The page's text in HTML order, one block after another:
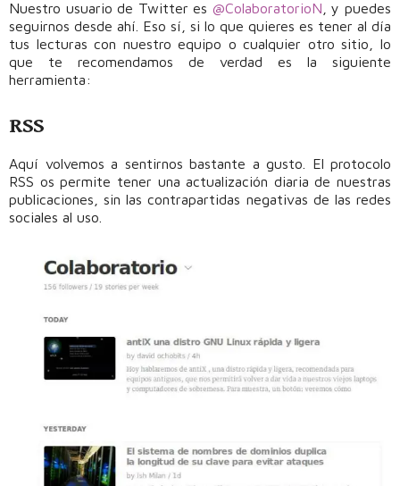
Nuestro usuario de Twitter es @ColaboratorioN , y puedes
seguirnos desde ahí. Eso sí, si lo que quieres es tener al día
tus lecturas con nuestro equipo o cualquier otro sitio, lo
que te recomendamos de verdad es la siguiente
herramienta:
RSS
Aquí volvemos a sentirnos bastante a gusto. El protocolo
RSS os permite tener una actualización diaria de nuestras
publicaciones, sin las contrapartidas negativas de las redes
sociales al uso.